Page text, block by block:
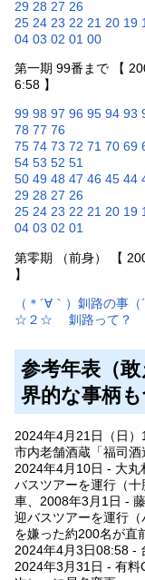
29 28 27 26
25 24 23 22 21 20 19
04 03 02 01 00
第一期 99番まで 【
6:58 】
99 98 97 96 95 94 93
78 77 76
75 74 73 72 71 70 69
54 53 52 51
50 49 48 47 46 45 44
29 28 27 26
25 24 23 22 21 20 19
04 03 02 01
第零期 （前身） 【
】
（＊´∀｀）釧路の事（
☆２☆
釧路って？
参考年表（
界的な事柄も
2024年4月21日（日
市内老舗酒蔵「福司
2024年4月10日 - 大丸
バスツアーを運行（
車、2008年3月1日 -
迎バスツアーを運行
を嫌った約200名が直
2024年4月3日08:58 -
2024年3月31日 - 有料